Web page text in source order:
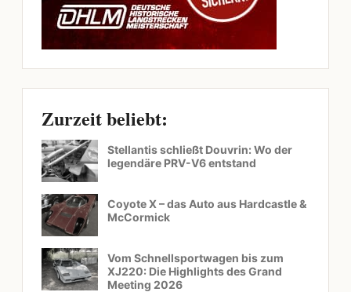
Zurzeit beliebt:
Stellantis schließt Douvrin: Wo der
legendäre PRV-V6 entstand
Coyote X – das Auto aus Hardcastle &
McCormick
Vom Schnellsportwagen bis zum
XJ220: Die Highlights des Grand
Meeting 2026